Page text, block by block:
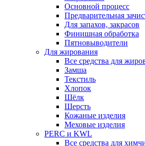
Основной процесс
Предварительная
Для запахов, закрасов
Финишная обработка
Пятновыводители
Для жирования
Все средства для
Замша
Текстиль
Хлопок
Шёлк
Шерсть
Кожаные изделия
Меховые изделия
PERC и KWL
Все средства для